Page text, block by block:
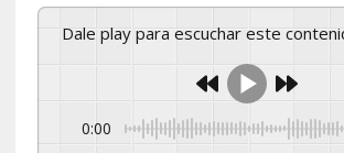
Dale play para escuchar este
0:00